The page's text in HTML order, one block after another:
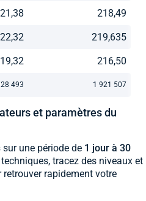
218,49
219,635
216,50
493 1 921 507
et paramètres du
une période de 1 jour à 30
tracez des niveaux et
rapidement votre